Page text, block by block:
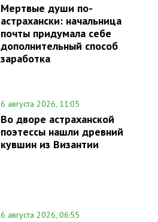
Мертвые души по-
астрахански: начальница
почты придумала себе
дополнительный способ
заработка
6 августа 2026, 11:05
Во дворе астраханской
поэтессы нашли древний
кувшин из Византии
6 августа 2026, 06:55